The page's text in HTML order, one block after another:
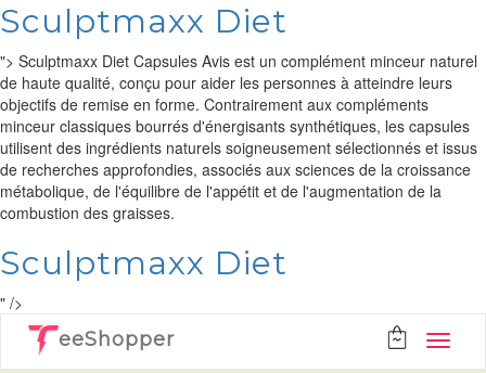
Sculptmaxx Diet
"> Sculptmaxx Diet Capsules Avis est un complément minceur naturel
de haute qualité, conçu pour aider les personnes à atteindre leurs
objectifs de remise en forme. Contrairement aux compléments
minceur classiques bourrés d'énergisants synthétiques, les capsules
utilisent des ingrédients naturels soigneusement sélectionnés et issus
de recherches approfondies, associés aux sciences de la croissance
métabolique, de l'équilibre de l'appétit et de l'augmentation de la
combustion des graisses.
Sculptmaxx Diet
" />
eeShopper